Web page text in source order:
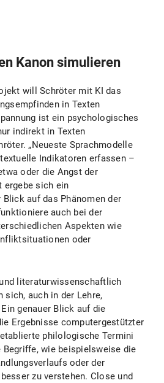
Kanon simulieren
will Schröter mit KI das
in Texten
ist ein psychologisches
indirekt in Texten
„Neueste Sprachmodelle
Indikatoren erfassen –
oder die Angst der
ergebe sich ein
auf das Phänomen der
auch bei der
Aspekten wie
oder
literaturwissenschaftlich
sich, auch in der Lehre,
genauer Blick auf die
Ergebnisse computergestützter
philologische Termini
Begriffe, wie beispielsweise die
oder der
zu verstehen. Close und